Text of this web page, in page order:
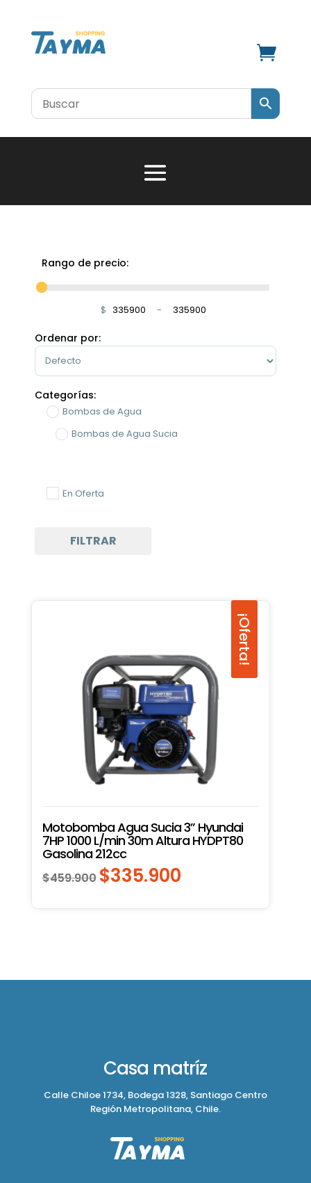

Rango de precio:
$ Minimum Price
-
Maximum Price
Ordenar por:
Sort Products
Categorías:
Bombas de Agua
Bombas de Agua Sucia
En Oferta
FILTRAR
¡Oferta!
Motobomba Agua Sucia 3” Hyundai
7HP 1000 L/min 30m Altura HYDPT80
Gasolina 212cc
$459.900 El
$335.900El
Casa matríz
Calle Chiloe 1734, Bodega 1328, Santiago Centro
Región Metropolitana, Chile.